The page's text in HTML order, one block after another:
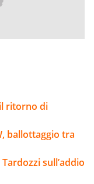
ritorno di
ballottaggio tra
sull’addio